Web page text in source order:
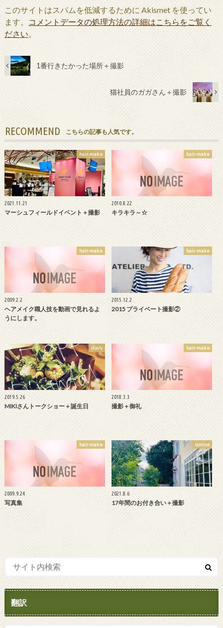
このサイトはスパムを低減するために Akismet を使ってい
ます。
コメントデータの処理方法の詳細はこちらをご覧く
ださい。
1番行きたかった場所＋撮影
猫社員のガガさん＋撮影
RECOMMEND こちらの記事も人気です。
hair-make
2021.11.21
マーシュフィールドイベント＋撮影
hair-make
2010.8.22
キラキラ～☆
hair-make
2009.2.2
ヘアメイク職人技を動画で見れるよ
うにします。
hair-make
2015.12.2
2015 プライベート撮影②
diary
2019.5.26
MIKIさんトークショー＋誕生日
hair-make
2018.3.3
撮影＋御礼
hair-make
2009.9.24
写真集
cosme
2021.8.6
17年間のお付き合い＋撮影
翻訳